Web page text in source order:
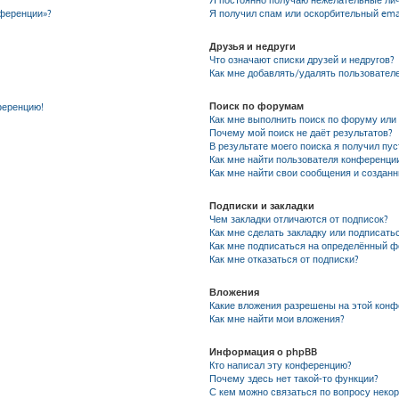
Я получил спам или оскорбительный
Друзья и недруги
Что означают списки друзей и недругов?
Как мне добавлять/удалять
Поиск по форумам
Как мне выполнить поиск по форуму
Почему мой поиск не даёт результатов?
В результате моего поиска я получил
Как мне найти пользователя
Как мне найти свои сообщения и
Подписки и закладки
Чем закладки отличаются от подписок?
Как мне сделать закладку или
Как мне подписаться на определённый
Как мне отказаться от подписки?
Вложения
Какие вложения разрешены на этой
Как мне найти мои вложения?
Информация о phpBB
Кто написал эту конференцию?
Почему здесь нет такой-то функции?
С кем можно связаться по вопросу